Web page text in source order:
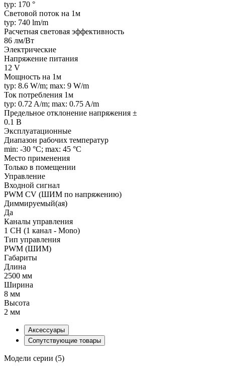
typ: 170 °
Световой поток на 1м
typ: 740 lm/m
Расчетная световая эффективность
86 лм/Вт
Электрические
Напряжение питания
12 V
Мощность на 1м
typ: 8.6 W/m; max: 9 W/m
Ток потребления 1м
typ: 0.72 A/m; max: 0.75 A/m
Предельное отклонение напряжения ±
0.1 В
Эксплуатационные
Диапазон рабочих температур
min: -30 °C; max: 45 °C
Место применения
Только в помещении
Управление
Входной сигнал
PWM СV (ШИМ по напряжению)
Диммируемый(ая)
Да
Каналы управления
1 CH (1 канал - Mono)
Тип управления
PWM (ШИМ)
Габариты
Длина
2500 мм
Ширина
8 мм
Высота
2 мм
Аксессуары
Сопутствующие товары
Модели серии (5)